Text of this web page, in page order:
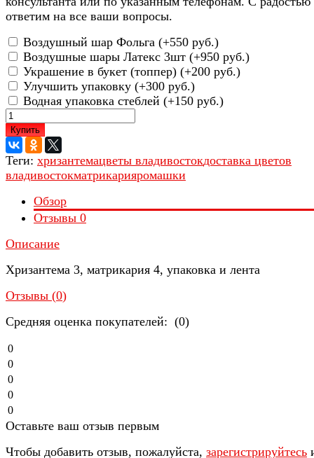
ответим на все ваши вопросы.
Воздушный шар Фольга (+550 руб.)
Воздушные шары Латекс 3шт (+950 руб.)
Украшение в букет (топпер) (+200 руб.)
Улучшить упаковку (+300 руб.)
Водная упаковка стеблей (+150 руб.)
Купить
Теги: хризантемацветы владивостокдоставка цветов
владивостокматрикарияромашки
Обзор
Отзывы 0
Описание
Хризантема 3, матрикария 4, упаковка и лента
Отзывы (0)
Средняя оценка покупателей: (0)
0
0
0
0
0
Оставьте ваш отзыв первым
Чтобы добавить отзыв, пожалуйста, зарегистрируйтесь